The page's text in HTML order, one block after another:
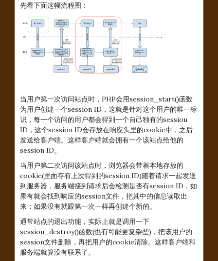
先看下面这幅流程图：
当用户第一次访问站点时，PHP会用session_start()函数
为用户创建一个session ID，这就是针对这个用户的唯一标
识，每一个访问的用户都会得到一个自己独有的session
ID，这个session ID会存放在响应头里的cookie中，之后
发送给客户端。这样客户端就会拥有一个该站点给他的
session ID。
当用户第二次访问该站点时，浏览器会带着本地存放的
cookie(里面存有上次得到的session ID)随着请求一起发送
到服务器，服务端接到请求后会检测是否有session ID，如
果有就会找到响应的session文件，把其中的信息读取出
来；如果没有就跟第一次一样再创建个新的。
通常站点的退出功能，实际上就是调用一下
session_destroy()函数(也有可能更复杂些)，把该用户的
session文件删除，再把用户的cookie清除。这样客户端和
服务端就算没有联系了。